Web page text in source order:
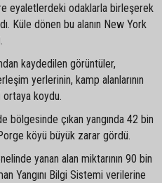
eyaletlerdeki odaklarla birleşerek
Küle dönen bu alanın New York
kaydedilen görüntüler,
yerlerinin, kamp alanlarının
ortaya koydu.
bölgesinde çıkan yangında 42 bin
köyü büyük zarar gördü.
yanan alan miktarının 90 bin
Yangını Bilgi Sistemi verilerine